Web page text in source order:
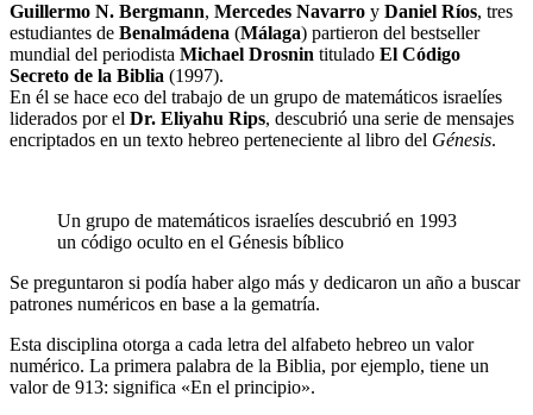
Guillermo N. Bergmann, Mercedes Navarro y Daniel Ríos, tres
estudiantes de Benalmádena (Málaga) partieron del bestseller
mundial del periodista Michael Drosnin titulado El Código
Secreto de la Biblia (1997).
En él se hace eco del trabajo de un grupo de matemáticos israelíes
liderados por el Dr. Eliyahu Rips, descubrió una serie de mensajes
encriptados en un texto hebreo perteneciente al libro del Génesis.
Un grupo de matemáticos israelíes descubrió en 1993
un código oculto en el Génesis bíblico
Se preguntaron si podía haber algo más y dedicaron un año a buscar
patrones numéricos en base a la gematría.
Esta disciplina otorga a cada letra del alfabeto hebreo un valor
numérico. La primera palabra de la Biblia, por ejemplo, tiene un
valor de 913: significa «En el principio».